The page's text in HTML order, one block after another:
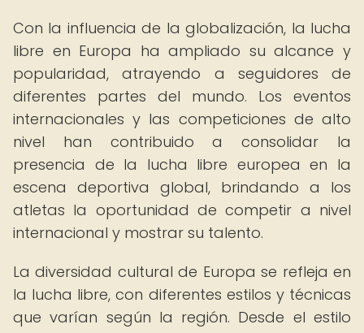
Con la influencia de la globalización, la lucha
libre en Europa ha ampliado su alcance y
popularidad, atrayendo a seguidores de
diferentes partes del mundo. Los eventos
internacionales y las competiciones de alto
nivel han contribuido a consolidar la
presencia de la lucha libre europea en la
escena deportiva global, brindando a los
atletas la oportunidad de competir a nivel
internacional y mostrar su talento.
La diversidad cultural de Europa se refleja en
la lucha libre, con diferentes estilos y técnicas
que varían según la región. Desde el estilo